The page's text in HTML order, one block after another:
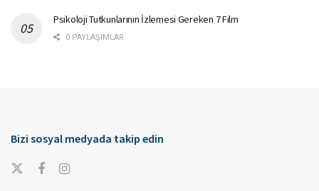
Psikoloji Tutkunlarının İzlemesi Gereken 7 Film
0 PAYLAŞIMLAR
Bizi sosyal medyada takip edin